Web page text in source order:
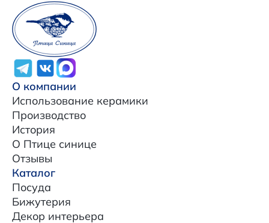
О компании
Использование керамики
Производство
История
О Птице синице
Отзывы
Каталог
Посуда
Бижутерия
Декор интерьера